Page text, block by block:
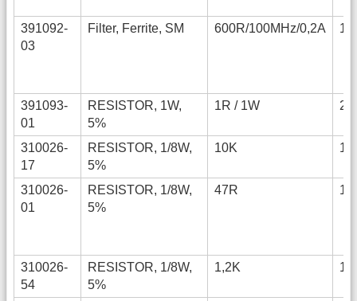
391092-
03
Filter, Ferrite, SM 600R/100MHz/0,2A
391093-
01
RESISTOR, 1W,
5%
1R / 1W
310026-
17
RESISTOR, 1/8W,
5%
10K
310026-
01
RESISTOR, 1/8W,
5%
47R
310026-
54
RESISTOR, 1/8W,
5%
1,2K